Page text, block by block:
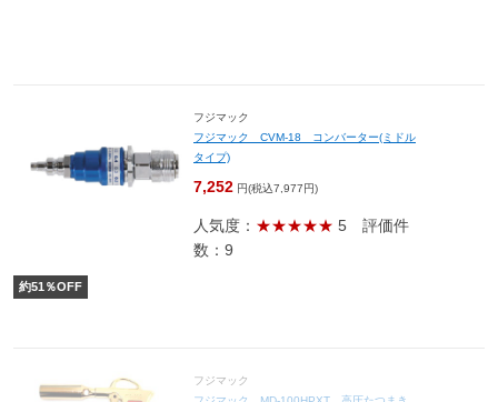
フジマック
フジマック CVM-18 コンバーター(ミドル
タイプ)
7,252 円(税込7,977円)
人気度： ★★★★★ 5 評価件
数：9
約51 ％OFF
フジマック